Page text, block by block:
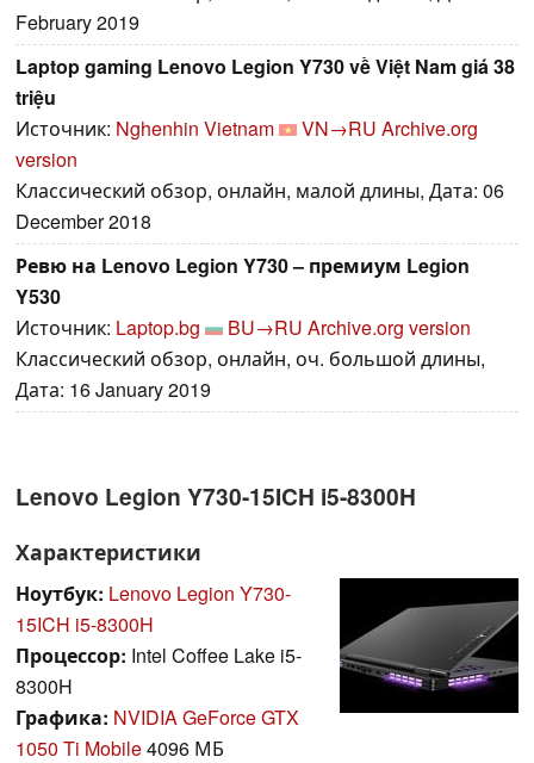
February 2019
Laptop gaming Lenovo Legion Y730 về Việt Nam giá 38
triệu
Источник: Nghenhin Vietnam VN→RU Archive.org
version
Классический обзор, онлайн, малой длины, Дата: 06
December 2018
Ревю на Lenovo Legion Y730 – премиум Legion
Y530
Источник: Laptop.bg BU→RU Archive.org version
Классический обзор, онлайн, оч. большой длины,
Дата: 16 January 2019
Lenovo Legion Y730-15ICH i5-8300H
Характеристики
Ноутбук: Lenovo Legion Y730-
15ICH i5-8300H
Процессор: Intel Coffee Lake i5-
8300H
Графика: NVIDIA GeForce GTX
1050 Ti Mobile4096 МБ